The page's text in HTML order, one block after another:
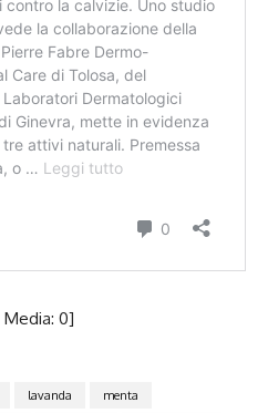
Media: 0]
lavanda
menta